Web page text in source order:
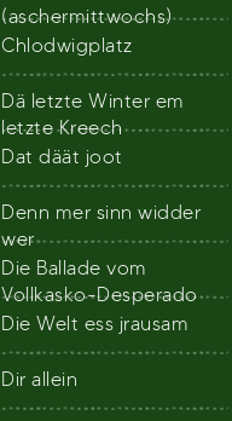
(aschermittwochs)
Chlodwigplatz
Dä letzte Winter em
letzte Kreech
Dat däät joot
Denn mer sinn widder
wer
Die Ballade vom
Vollkasko-Desperado
Die Welt ess jrausam
Dir allein